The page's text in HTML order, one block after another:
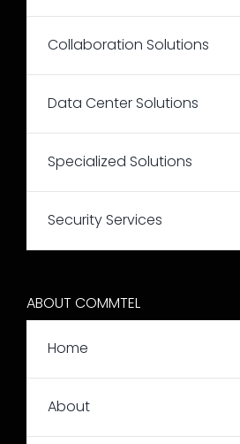
ABOUT COMMTEL
Home
About
Collaboration Solutions
Data Center Solutions
Specialized Solutions
Security Services